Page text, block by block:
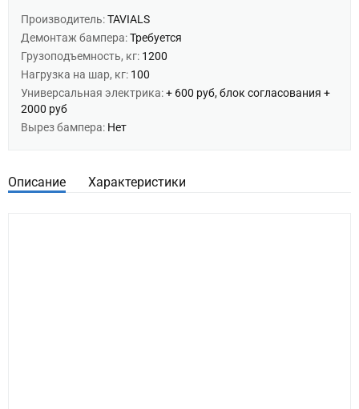
Производитель:TAVIALS
Демонтаж бампера:Требуется
Грузоподъемность, кг: 1200
Нагрузка на шар, кг: 100
Универсальная электрика:+ 600 руб, блок согласования +
2000 руб
Вырез бампера: Нет
Описание Характеристики